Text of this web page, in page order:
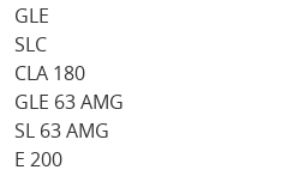
GLE
SLC
CLA 180
GLE 63 AMG
SL 63 AMG
E 200